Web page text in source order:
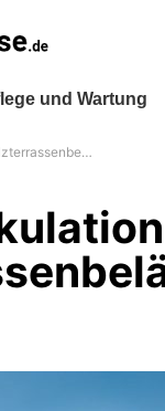
und Wartung
rund um den Pool